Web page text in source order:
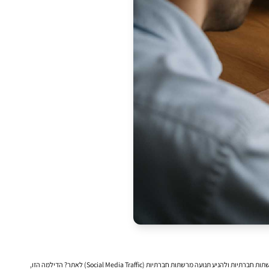
תנועה מרשתות חברתיות (Social Media Traffic) לאתר? הדילמה הזו,